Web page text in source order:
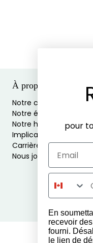
À propos
Notre culture
Notre équipe
Notre histoire
Implications sociales
Carrières
Nous joindre
pour
En
recevoir
fourni.
le lien de